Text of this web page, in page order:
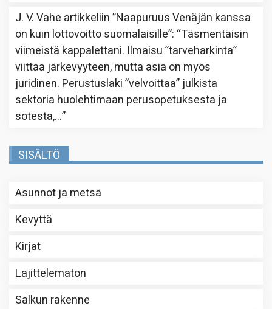
J. V. Vahe artikkeliin”Naapuruus Venäjän kanssa
on kuin lottovoitto suomalaisille”: “Täsmentäisin
viimeistä kappalettani. Ilmaisu ”tarveharkinta”
viittaa järkevyyteen, mutta asia on myös
juridinen. Perustuslaki ”velvoittaa” julkista
sektoria huolehtimaan perusopetuksesta ja
sotesta,…”
SISÄLTÖ
Asunnot ja metsä
Kevyttä
Kirjat
Lajittelematon
Salkun rakenne